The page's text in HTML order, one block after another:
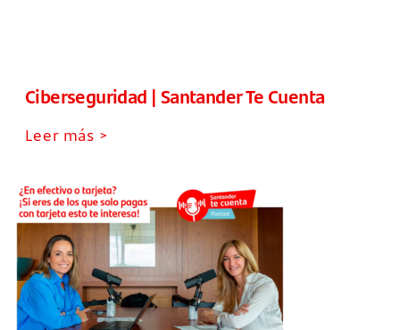
Ciberseguridad | Santander Te Cuenta
Leer más >